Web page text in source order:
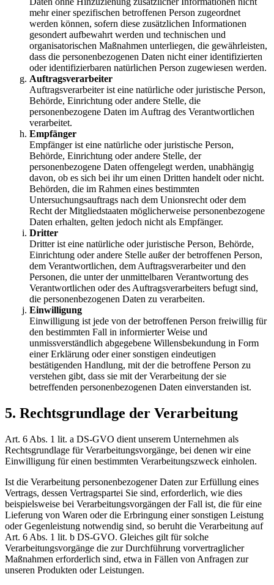
mehr einer spezifischen betroffenen Person zugeordnet
werden können, sofern diese zusätzlichen Informationen
gesondert aufbewahrt werden und technischen und
organisatorischen Maßnahmen unterliegen, die gewährleisten,
dass die personenbezogenen Daten nicht einer identifizierten
oder identifizierbaren natürlichen Person zugewiesen werden.
Auftragsverarbeiter
Auftragsverarbeiter ist eine natürliche oder juristische Person,
Behörde, Einrichtung oder andere Stelle, die
personenbezogene Daten im Auftrag des Verantwortlichen
verarbeitet.
Empfänger
Empfänger ist eine natürliche oder juristische Person,
Behörde, Einrichtung oder andere Stelle, der
personenbezogene Daten offengelegt werden, unabhängig
davon, ob es sich bei ihr um einen Dritten handelt oder nicht.
Behörden, die im Rahmen eines bestimmten
Untersuchungsauftrags nach dem Unionsrecht oder dem
Recht der Mitgliedstaaten möglicherweise personenbezogene
Daten erhalten, gelten jedoch nicht als Empfänger.
Dritter
Dritter ist eine natürliche oder juristische Person, Behörde,
Einrichtung oder andere Stelle außer der betroffenen Person,
dem Verantwortlichen, dem Auftragsverarbeiter und den
Personen, die unter der unmittelbaren Verantwortung des
Verantwortlichen oder des Auftragsverarbeiters befugt sind,
die personenbezogenen Daten zu verarbeiten.
Einwilligung
Einwilligung ist jede von der betroffenen Person freiwillig für
den bestimmten Fall in informierter Weise und
unmissverständlich abgegebene Willensbekundung in Form
einer Erklärung oder einer sonstigen eindeutigen
bestätigenden Handlung, mit der die betroffene Person zu
verstehen gibt, dass sie mit der Verarbeitung der sie
betreffenden personenbezogenen Daten einverstanden ist.
5. Rechtsgrundlage der Verarbeitung
Art. 6 Abs. 1 lit. a DS-GVO dient unserem Unternehmen als
Rechtsgrundlage für Verarbeitungsvorgänge, bei denen wir eine
Einwilligung für einen bestimmten Verarbeitungszweck einholen.
Ist die Verarbeitung personenbezogener Daten zur Erfüllung eines
Vertrags, dessen Vertragspartei Sie sind, erforderlich, wie dies
beispielsweise bei Verarbeitungsvorgängen der Fall ist, die für eine
Lieferung von Waren oder die Erbringung einer sonstigen Leistung
oder Gegenleistung notwendig sind, so beruht die Verarbeitung auf
Art. 6 Abs. 1 lit. b DS-GVO. Gleiches gilt für solche
Verarbeitungsvorgänge die zur Durchführung vorvertraglicher
Maßnahmen erforderlich sind, etwa in Fällen von Anfragen zur
unseren Produkten oder Leistungen.